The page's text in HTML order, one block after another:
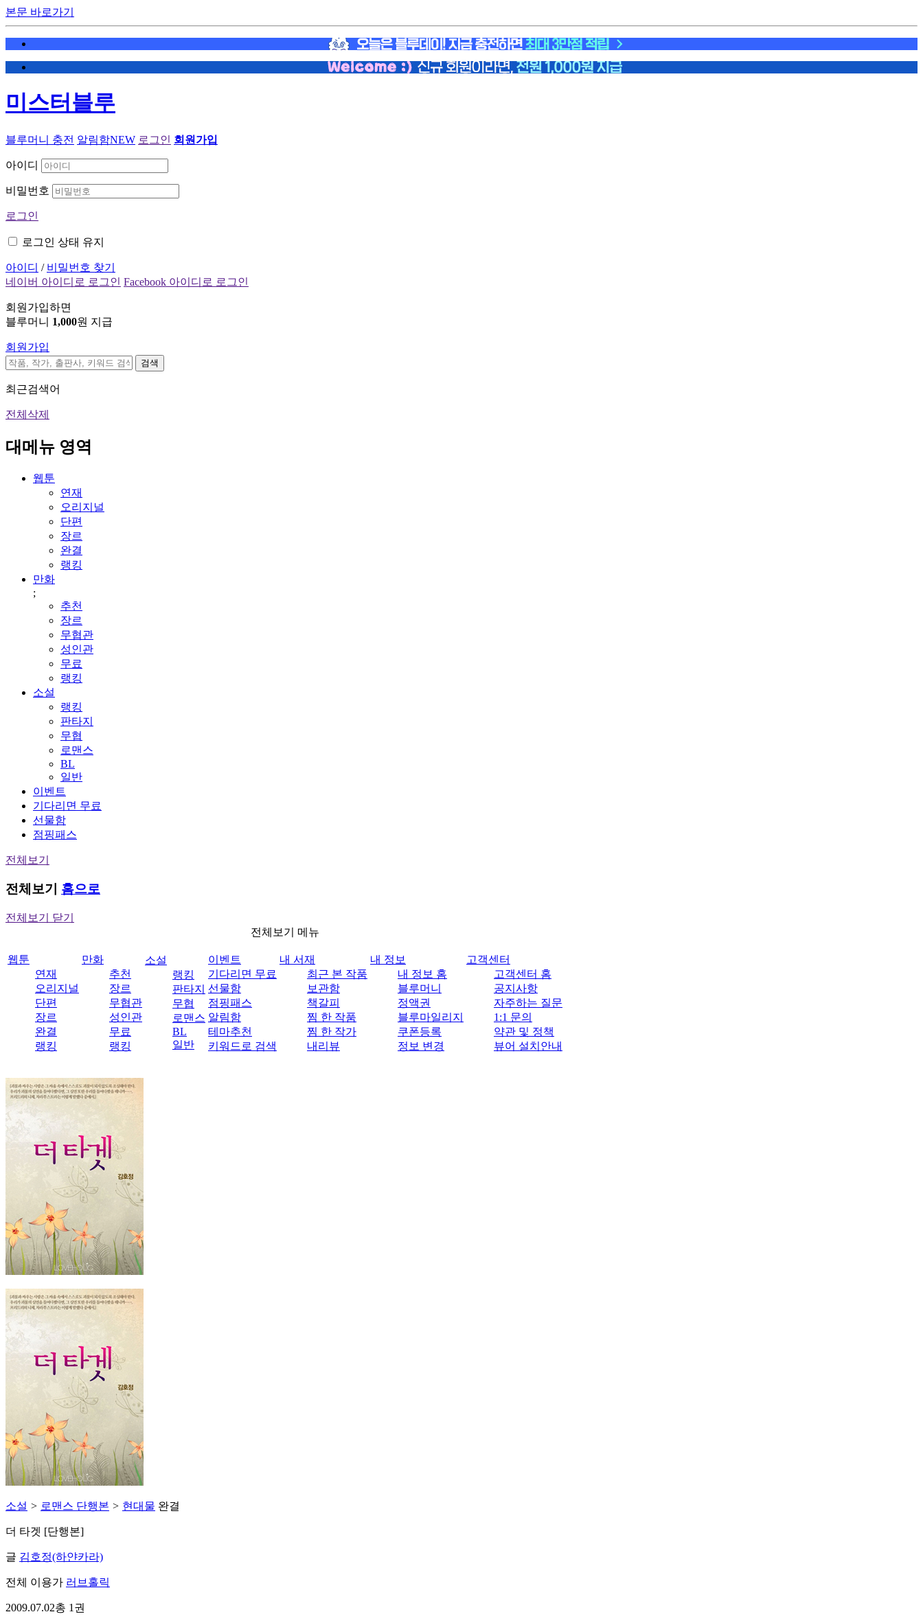
본문 바로가기
미스터블루
블루머니 충전 알림함NEW 로그인 회원가입
아이디
비밀번호
로그인
로그인 상태 유지
아이디 / 비밀번호 찾기
네이버 아이디로 로그인 Facebook 아이디로 로그인
회원가입하면
블루머니 1,000원 지급
회원가입
검색
최근검색어
전체삭제
대메뉴 영역
웹툰
연재
오리지널
단편
장르
완결
랭킹
만화
;
추천
장르
무협관
성인관
무료
랭킹
소설
랭킹
판타지
무협
로맨스
BL
일반
이벤트
기다리면 무료
선물함
점핑패스
전체보기
전체보기 홈으로
전체보기 닫기
전체보기 메뉴
웹툰
연재
오리지널
단편
장르
완결
랭킹
만화
추천
장르
무협관
성인관
무료
랭킹
소설
랭킹
판타지
무협
로맨스
BL
일반
이벤트
기다리면 무료
선물함
점핑패스
알림함
테마추천
키워드로 검색
내 서재
최근 본 작품
보관함
책갈피
찜 한 작품
찜 한 작가
내리뷰
내 정보
내 정보 홈
블루머니
정액권
블루마일리지
쿠폰등록
정보 변경
고객센터
고객센터 홈
공지사항
자주하는 질문
1:1 문의
약관 및 정책
뷰어 설치안내
소설 > 로맨스 단행본 > 현대물 완결
더 타겟 [단행본]
글 김호정(하얀카라)
전체 이용가 러브홀릭
2009.07.02총 1권